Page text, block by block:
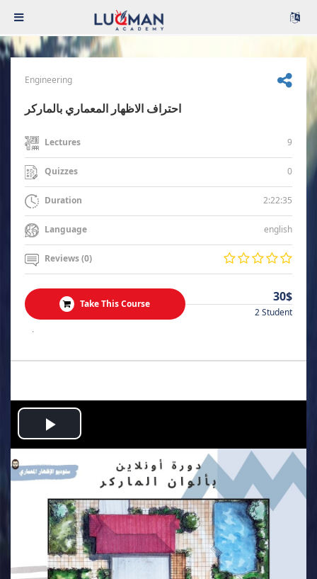
Engineering
احتراف الاظهار المعماري بالماركر
Lectures 9
Quizzes 0
Duration 2:22:35
Language english
Reviews (0)
Take This Course 30$
2 Student
.
Play
Video